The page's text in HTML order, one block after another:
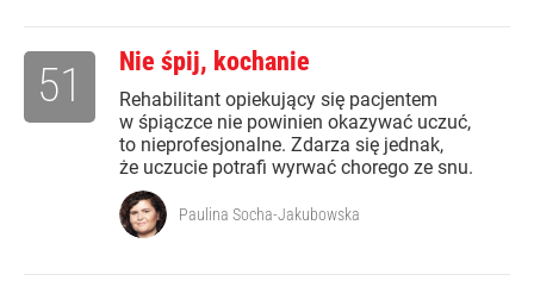
Nie śpij, kochanie
Rehabilitant opiekujący się pacjentem
w śpiączce nie powinien okazywać uczuć,
to nieprofesjonalne. Zdarza się jednak,
że uczucie potrafi wyrwać chorego ze snu.
51
Paulina Socha-Jakubowska